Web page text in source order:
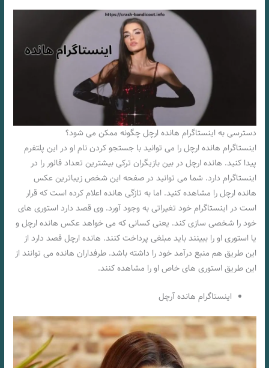
دسترسی به اینستاگرام هانده ارچل چگونه ممکن می شود؟
اینستاگرام هانده ارچل را می توانید با جستجو کردن نام او در این پلتفرم
پیدا کنید. هانده ارچل در بین بازیگران ترکی بیشترین تعداد فالور را در
اینستاگرام دارد. شما می توانید در صفحه این شخص زیباترین عکس
هانده ارچل را مشاهده کنید. اما به تازگی هانده اعلام کرده است که قرار
است در اینستاگرام خود تغیراتی به وجود آورد. وی قصد دارد استوری های
خود را شخصی سازی کند. یعنی کسانی که می خواهد عکس هانده ارچل و
یا استوری او را ببینند باید مبلغی پرداخت کنند. هانده ارچل قصد دارد از
این طریق هم منبع درآمد خود را داشته باشد. طرفداران هانده می توانند از
این طریق استوری های خاص او را مشاهده کنند.
اینستاگرام هانده آرچل